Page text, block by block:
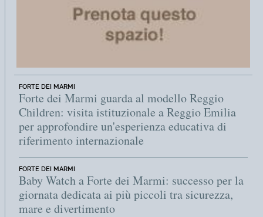
FORTE DEI MARMI
Forte dei Marmi guarda al modello Reggio
Children: visita istituzionale a Reggio Emilia
per approfondire un'esperienza educativa di
riferimento internazionale
FORTE DEI MARMI
Baby Watch a Forte dei Marmi: successo per la
giornata dedicata ai più piccoli tra sicurezza,
mare e divertimento